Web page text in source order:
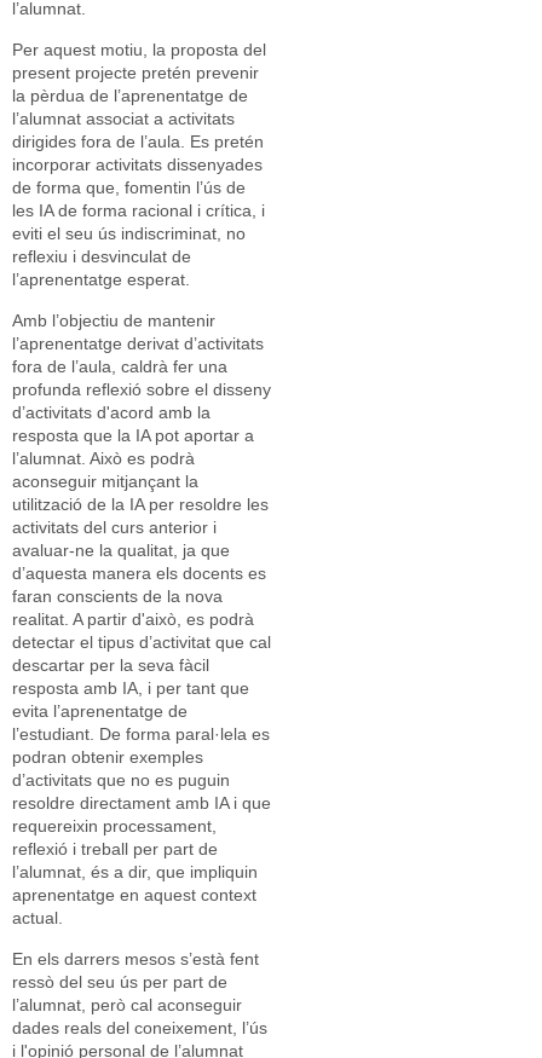
l’alumnat.
Per aquest motiu, la proposta del
present projecte pretén prevenir
la pèrdua de l’aprenentatge de
l’alumnat associat a activitats
dirigides fora de l’aula. Es pretén
incorporar activitats dissenyades
de forma que, fomentin l’ús de
les IA de forma racional i crítica, i
eviti el seu ús indiscriminat, no
reflexiu i desvinculat de
l’aprenentatge esperat.
Amb l’objectiu de mantenir
l’aprenentatge derivat d’activitats
fora de l’aula, caldrà fer una
profunda reflexió sobre el disseny
d’activitats d'acord amb la
resposta que la IA pot aportar a
l’alumnat. Això es podrà
aconseguir mitjançant la
utilització de la IA per resoldre les
activitats del curs anterior i
avaluar-ne la qualitat, ja que
d’aquesta manera els docents es
faran conscients de la nova
realitat. A partir d'això, es podrà
detectar el tipus d’activitat que cal
descartar per la seva fàcil
resposta amb IA, i per tant que
evita l’aprenentatge de
l’estudiant. De forma paral·lela es
podran obtenir exemples
d’activitats que no es puguin
resoldre directament amb IA i que
requereixin processament,
reflexió i treball per part de
l’alumnat, és a dir, que impliquin
aprenentatge en aquest context
actual.
En els darrers mesos s’està fent
ressò del seu ús per part de
l’alumnat, però cal aconseguir
dades reals del coneixement, l’ús
i l'opinió personal de l’alumnat